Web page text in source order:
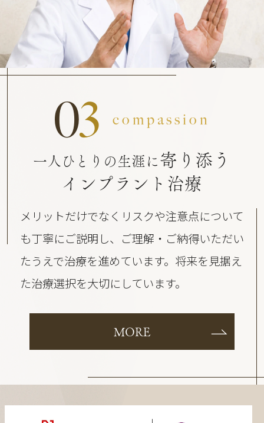
03 compassion
一人ひとりの生涯に 寄り添う
インプラント治療
メリットだけでなくリスクや注意点について
も丁寧にご説明し、ご理解・ご納得いただい
たうえで治療を進めています。将来を見据え
た治療選択を大切にしています。
MORE